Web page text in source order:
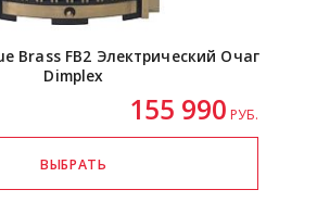
Brass FB2 Электрический Очаг
Dimplex
155 990 РУБ.